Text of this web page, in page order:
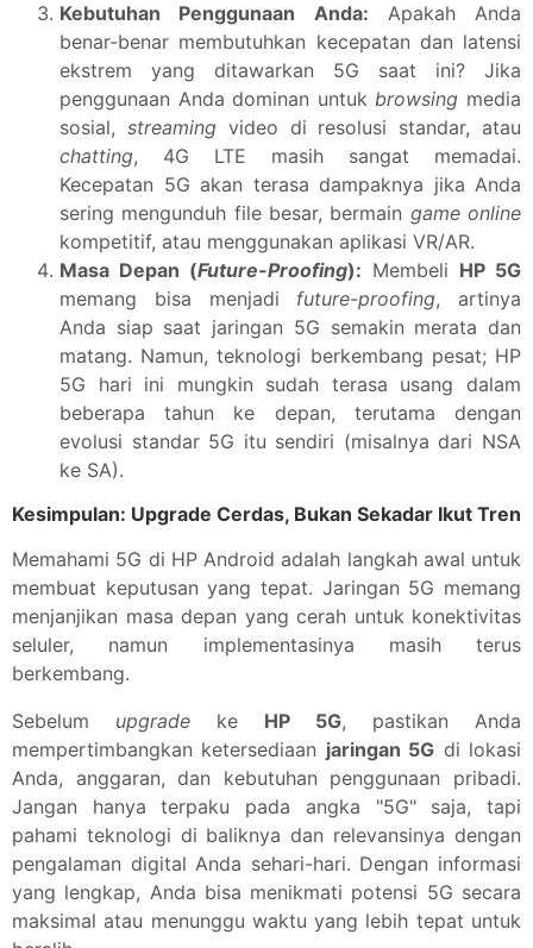
Kebutuhan Penggunaan Anda: Apakah Anda
benar-benar membutuhkan kecepatan dan latensi
ekstrem yang ditawarkan 5G saat ini? Jika
penggunaan Anda dominan untukbrowsing media
sosial, streaming video di resolusi standar, atau
chatting, 4G LTE masih sangat memadai.
Kecepatan 5G akan terasa dampaknya jika Anda
sering mengunduh file besar, bermain game online
kompetitif, atau menggunakan aplikasi VR/AR.
Masa Depan (Future-Proofing): Membeli HP 5G
memang bisa menjadi future-proofing, artinya
Anda siap saat jaringan 5G semakin merata dan
matang. Namun, teknologi berkembang pesat; HP
5G hari ini mungkin sudah terasa usang dalam
beberapa tahun ke depan, terutama dengan
evolusi standar 5G itu sendiri (misalnya dari NSA
ke SA).
Kesimpulan: Upgrade Cerdas, Bukan Sekadar Ikut Tren
Memahami 5G di HP Android adalah langkah awal untuk
membuat keputusan yang tepat. Jaringan 5G memang
menjanjikan masa depan yang cerah untuk konektivitas
seluler, namun implementasinya masih terus
berkembang.
Sebelum upgrade ke HP 5G, pastikan Anda
mempertimbangkan ketersediaan jaringan 5G di lokasi
Anda, anggaran, dan kebutuhan penggunaan pribadi.
Jangan hanya terpaku pada angka "5G" saja, tapi
pahami teknologi di baliknya dan relevansinya dengan
pengalaman digital Anda sehari-hari. Dengan informasi
yang lengkap, Anda bisa menikmati potensi 5G secara
maksimal atau menunggu waktu yang lebih tepat untuk